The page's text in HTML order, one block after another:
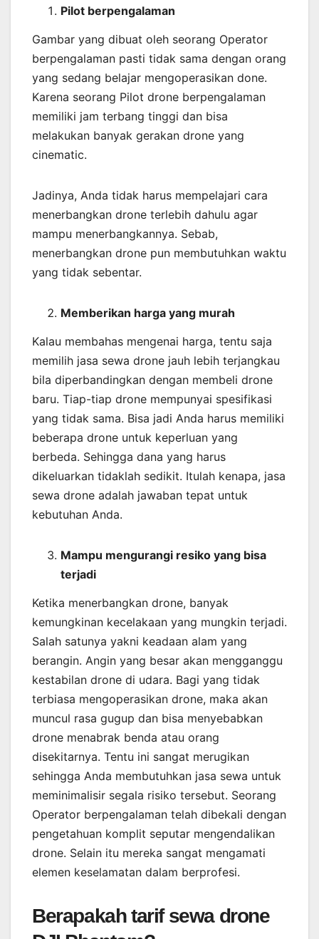
Pilot berpengalaman
Gambar yang dibuat oleh seorang Operator
berpengalaman pasti tidak sama dengan orang
yang sedang belajar mengoperasikan done.
Karena seorang Pilot drone berpengalaman
memiliki jam terbang tinggi dan bisa
melakukan banyak gerakan drone yang
cinematic.
Jadinya, Anda tidak harus mempelajari cara
menerbangkan drone terlebih dahulu agar
mampu menerbangkannya. Sebab,
menerbangkan drone pun membutuhkan waktu
yang tidak sebentar.
Memberikan harga yang murah
Kalau membahas mengenai harga, tentu saja
memilih jasa sewa drone jauh lebih terjangkau
bila diperbandingkan dengan membeli drone
baru. Tiap-tiap drone mempunyai spesifikasi
yang tidak sama. Bisa jadi Anda harus memiliki
beberapa drone untuk keperluan yang
berbeda. Sehingga dana yang harus
dikeluarkan tidaklah sedikit. Itulah kenapa, jasa
sewa drone adalah jawaban tepat untuk
kebutuhan Anda.
Mampu mengurangi resiko yang bisa
terjadi
Ketika menerbangkan drone, banyak
kemungkinan kecelakaan yang mungkin terjadi.
Salah satunya yakni keadaan alam yang
berangin. Angin yang besar akan mengganggu
kestabilan drone di udara. Bagi yang tidak
terbiasa mengoperasikan drone, maka akan
muncul rasa gugup dan bisa menyebabkan
drone menabrak benda atau orang
disekitarnya. Tentu ini sangat merugikan
sehingga Anda membutuhkan jasa sewa untuk
meminimalisir segala risiko tersebut. Seorang
Operator berpengalaman telah dibekali dengan
pengetahuan komplit seputar mengendalikan
drone. Selain itu mereka sangat mengamati
elemen keselamatan dalam berprofesi.
Berapakah tarif sewa drone